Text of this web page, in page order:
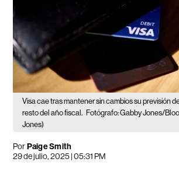
Visa cae tras mantener sin cambios su previsión
resto del año fiscal. Fotógrafo: Gabby Jones/
Jones)
PorPaige Smith
29 de julio, 2025 | 05:31 PM